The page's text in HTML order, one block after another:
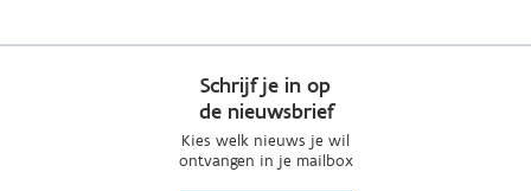
Schrijf je in op
de nieuwsbrief
Kies welk nieuws je wil
ontvangen in je mailbox